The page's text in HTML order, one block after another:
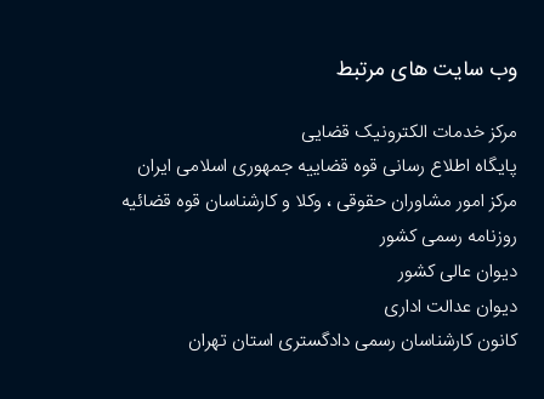
وب سایت های مرتبط
مرکز خدمات الکترونیک قضایی
پایگاه اطلاع رسانی قوه قضاییه جمهوری اسلامی ایران
مرکز امور مشاوران حقوقی ، وکلا و کارشناسان قوه قضائیه
روزنامه رسمی کشور
دیوان عالی کشور
دیوان عدالت اداری
کانون کارشناسان رسمی دادگستری استان تهران